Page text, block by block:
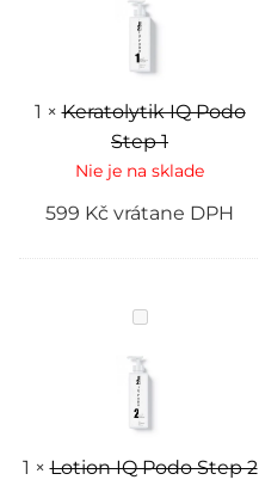
Step
1
1 ×Keratolytik IQ Podo
Step 1
Nie je na sklade
599 Kč vrátane DPH
Lotion
IQ
Step
2
1 ×Lotion IQ Podo Step 2